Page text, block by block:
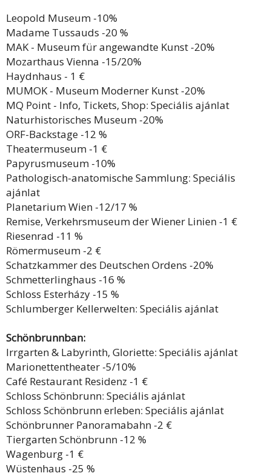
Leopold Museum -10%
Madame Tussauds -20 %
MAK - Museum für angewandte Kunst -20%
Mozarthaus Vienna -15/20%
Haydnhaus - 1 €
MUMOK - Museum Moderner Kunst -20%
MQ Point - Info, Tickets, Shop: Speciális ajánlat
Naturhistorisches Museum -20%
ORF-Backstage -12 %
Theatermuseum -1 €
Papyrusmuseum -10%
Pathologisch-anatomische Sammlung: Speciális
ajánlat
Planetarium Wien -12/17 %
Remise, Verkehrsmuseum der Wiener Linien -1 €
Riesenrad -11 %
Römermuseum -2 €
Schatzkammer des Deutschen Ordens -20%
Schmetterlinghaus -16 %
Schloss Esterházy -15 %
Schlumberger Kellerwelten: Speciális ajánlat
Schönbrunnban:
Irrgarten & Labyrinth, Gloriette: Speciális ajánlat
Marionettentheater -5/10%
Café Restaurant Residenz -1 €
Schloss Schönbrunn: Speciális ajánlat
Schloss Schönbrunn erleben: Speciális ajánlat
Schönbrunner Panoramabahn -2 €
Tiergarten Schönbrunn -12 %
Wagenburg -1 €
Wüstenhaus -25 %